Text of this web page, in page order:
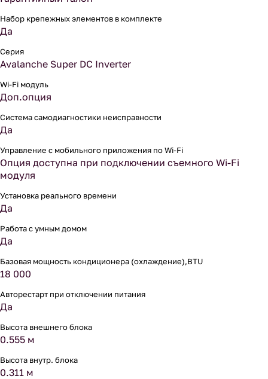
Набор крепежных элементов в комплекте
Да
Серия
Avalanche Super DC Inverter
Wi-Fi модуль
Доп.опция
Система самодиагностики неисправности
Да
Управление c мобильного приложения по Wi-Fi
Опция доступна при подключении съемного Wi-Fi
модуля
Установка реального времени
Да
Работа с умным домом
Да
Базовая мощность кондиционера (охлаждение),BTU
18 000
Авторестарт при отключении питания
Да
Высота внешнего блока
0.555 м
Высота внутр. блока
0.311 м